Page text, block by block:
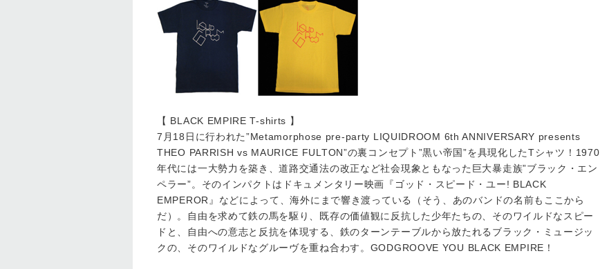
【 BLACK EMPIRE T-shirts 】
7月18日に行われた”Metamorphose pre-party LIQUIDROOM 6th ANNIVERSARY presents
THEO PARRISH vs MAURICE FULTON”の裏コンセプト”黒い帝国”を具現化したTシャツ！1970
年代には一大勢力を築き、道路交通法の改正など社会現象ともなった巨大暴走族”ブラック・エン
ペラー”。そのインパクトはドキュメンタリー映画『ゴッド・スピード・ユー! BLACK
EMPEROR』などによって、海外にまで響き渡っている（そう、あのバンドの名前もここから
だ）。自由を求めて鉄の馬を駆り、既存の価値観に反抗した少年たちの、そのワイルドなスピー
ドと、自由への意志と反抗を体現する、鉄のターンテーブルから放たれるブラック・ミュージッ
クの、そのワイルドなグルーヴを重ね合わす。GODGROOVE YOU BLACK EMPIRE！